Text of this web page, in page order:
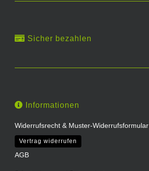
Sicher bezahlen
Informationen
Widerrufsrecht & Muster-Widerrufsformular
Vertrag widerrufen
AGB